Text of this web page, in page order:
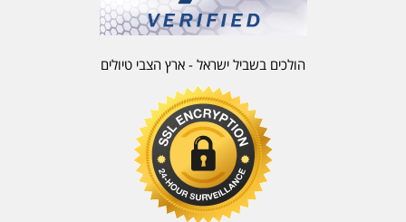
הולכים בשביל ישראל - ארץ הצבי טיולים